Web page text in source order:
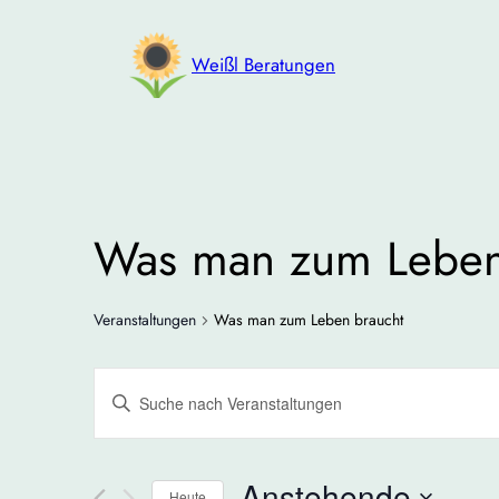
Weißl Beratungen
Was man zum
Veranstaltungen Was man zum Leben braucht
Veranstaltungen
Suche
und
Bitte
Suche